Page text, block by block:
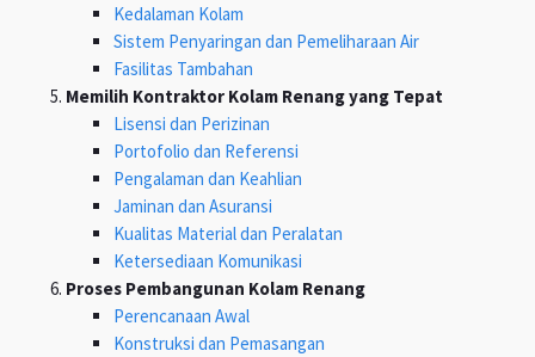
Kedalaman Kolam
Sistem Penyaringan dan Pemeliharaan Air
Fasilitas Tambahan
Memilih Kontraktor Kolam Renang yang Tepat
Lisensi dan Perizinan
Portofolio dan Referensi
Pengalaman dan Keahlian
Jaminan dan Asuransi
Kualitas Material dan Peralatan
Ketersediaan Komunikasi
Proses Pembangunan Kolam Renang
Perencanaan Awal
Konstruksi dan Pemasangan